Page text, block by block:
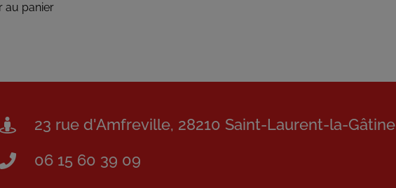
au panier
23 rue d'Amfreville, 28210 Saint-Laurent-la-Gâtine
06 15 60 39 09